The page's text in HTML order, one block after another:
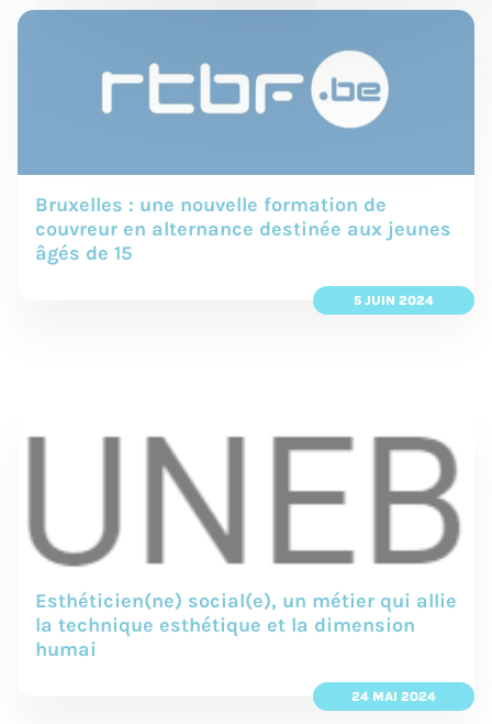
Bruxelles : une nouvelle formation de
couvreur en alternance destinée aux jeunes
âgés de 15
5 JUIN 2024
Esthéticien(ne) social(e), un métier qui allie
la technique esthétique et la dimension
humai
24 MAI 2024